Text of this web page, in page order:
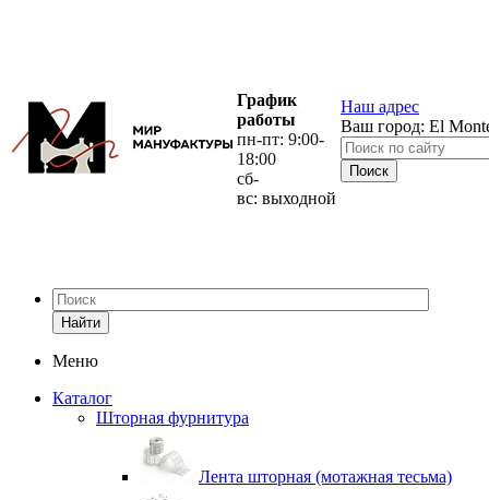
График
работы
пн-пт: 9:00-
18:00
сб-
вс: выходной
Наш адрес
Ваш город: El
Найти
Меню
Каталог
Шторная фурнитура
Лента шторная (мотажная тесьма)